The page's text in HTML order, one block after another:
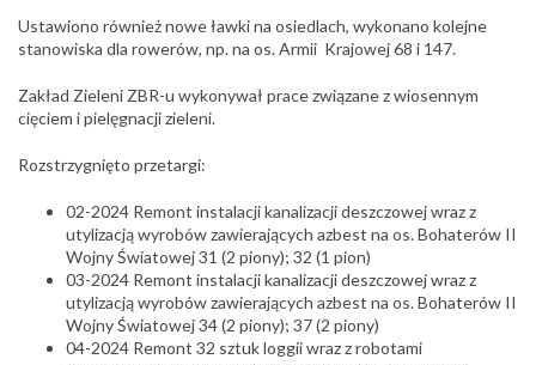
Ustawiono również nowe ławki na osiedlach, wykonano kolejne
stanowiska dla rowerów, np. na os. Armii Krajowej 68 i 147.
Zakład Zieleni ZBR-u wykonywał prace związane z wiosennym
cięciem i pielęgnacji zieleni.
Rozstrzygnięto przetargi:
02-2024 Remont instalacji kanalizacji deszczowej wraz z
utylizacją wyrobów zawierających azbest na os. Bohaterów II
Wojny Światowej 31 (2 piony); 32 (1 pion)
03-2024 Remont instalacji kanalizacji deszczowej wraz z
utylizacją wyrobów zawierających azbest na os. Bohaterów II
Wojny Światowej 34 (2 piony); 37 (2 piony)
04-2024 Remont 32 sztuk loggii wraz z robotami